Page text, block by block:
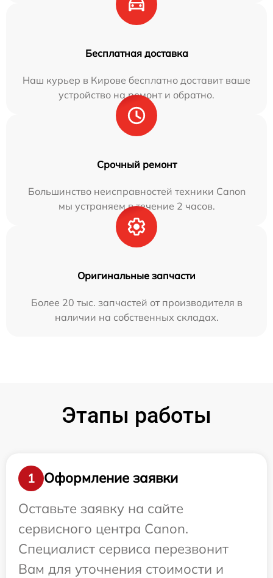
Бесплатная доставка
Наш курьер в Кирове бесплатно доставит ваше
устройство на ремонт и обратно.
Срочный ремонт
Большинство неисправностей техники Canon
мы устраняем в течение 2 часов.
Оригинальные запчасти
Более 20 тыс. запчастей от производителя в
наличии на собственных складах.
Этапы работы
1
Оформление заявки
Оставьте заявку на сайте
сервисного центра Canon.
Специалист сервиса перезвонит
Вам для уточнения стоимости и